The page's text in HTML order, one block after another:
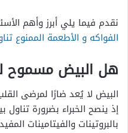
نقدم فيما يلي أبرز وأهم
الفواكه و الأطعمة الممنوع
هل البيض مسموح
البيض لا يُعد ضارًا لمرضى
إذ ينصح الخبراء بضرورة
بالبروتينات والفيتامينات